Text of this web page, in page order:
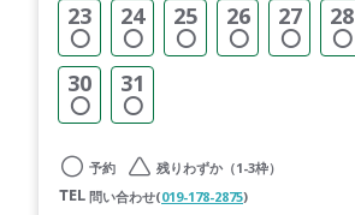
23 24 25 26 27 28
30 31
予約
残りわずか（1-3枠）
問い合わせ(019-178-2875)